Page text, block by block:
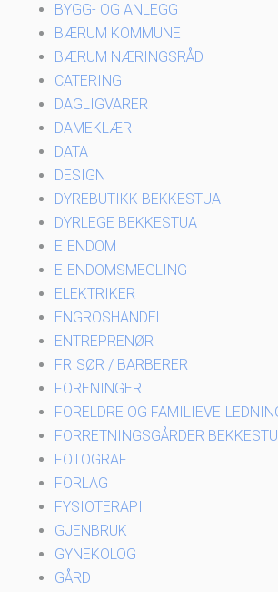
BYGG- OG ANLEGG
BÆRUM KOMMUNE
BÆRUM NÆRINGSRÅD
CATERING
DAGLIGVARER
DAMEKLÆR
DATA
DESIGN
DYREBUTIKK BEKKESTUA
DYRLEGE BEKKESTUA
EIENDOM
EIENDOMSMEGLING
ELEKTRIKER
ENGROSHANDEL
ENTREPRENØR
FRISØR / BARBERER
FORENINGER
FORELDRE OG
FORRETNINGSGÅRDER
FOTOGRAF
FORLAG
FYSIOTERAPI
GJENBRUK
GYNEKOLOG
GÅRD